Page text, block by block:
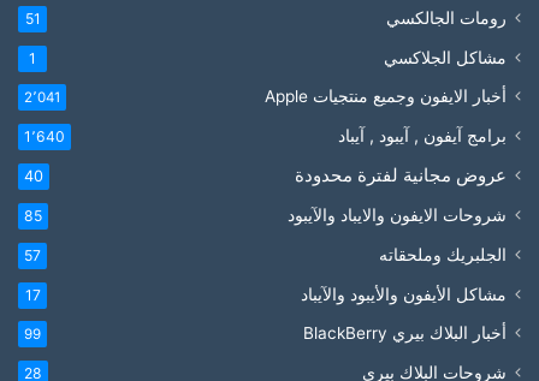
رومات الجالكسي 51
مشاكل الجلاكسي 1
أخبار الايفون وجميع منتجيات Apple 2٬041
برامج آيفون , آيبود , آيباد 1٬640
عروض مجانية لفترة محدودة 40
شروحات الايفون والايباد والآيبود 85
الجلبريك وملحقاته 57
مشاكل الأيفون والأيبود والآيباد 17
أخبار البلاك بيري BlackBerry 99
شروحات البلاك بيري 28